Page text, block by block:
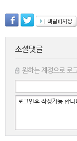
소셜댓글
원하는 계정으로 로